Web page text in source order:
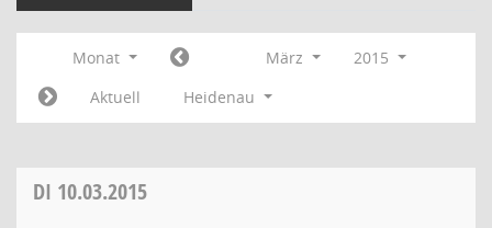
Monat März
2015
Aktuell
Heidenau
DI 10.03.2015